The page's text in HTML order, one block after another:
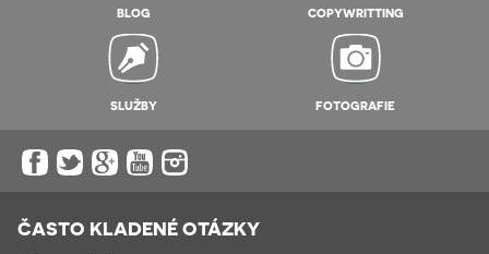
BLOG COPYWRITTING
SLUŽBY FOTOGRAFIE
ČASTO KLADENÉ OTÁZKY